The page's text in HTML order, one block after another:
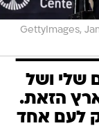
GettyImages,
שלי ושל
הזאת.
לעם אחד